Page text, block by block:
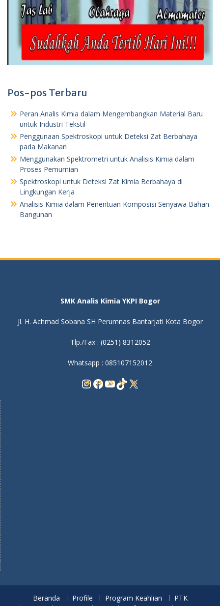
Pos-pos Terbaru
Peran Analis Kimia dalam Mengembangkan Material Baru
untuk Industri Tekstil
Penggunaan Spektroskopi untuk Deteksi Zat Berbahaya
pada Makanan
Menggunakan Spektrometri untuk Analisis Kimia dalam
Proses Pemurnian
Spektroskopi untuk Deteksi Zat Kimia Berbahaya di
Lingkungan Kerja
Analisis Kimia dalam Penentuan Komposisi Senyawa Bahan
Bangunan
SMK Analis Kimia YKPI Bogor
Jl. H. Achmad Sobana SH Perumnas Bantarjati Kota Bogor
Tlp./Fax : (0251) 8312052
Whatsapp : 085107152012
Instagram
Facebook
YouTube
TikTok
X
Beranda Profile Program Keahlian
PTK